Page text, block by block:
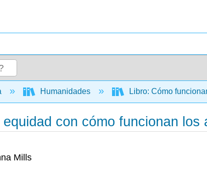
global
Humanidades Libro: Cómo
con cómo funcionan los
Mills